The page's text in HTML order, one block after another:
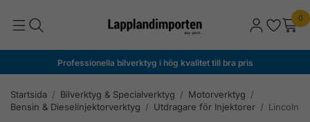
0
Professionella bilverktyg i hög kvalitet till bra pris
Startsida / Bilverktyg & Specialverktyg / Motorverktyg /
Bensin & Dieselinjektorverktyg / Utdragare för Injektorer / Lincoln